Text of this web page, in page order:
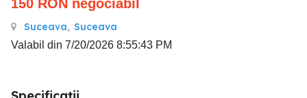
150 RON negociabil
Suceava, Suceava
Valabil din 7/20/2026 8:55:43 PM